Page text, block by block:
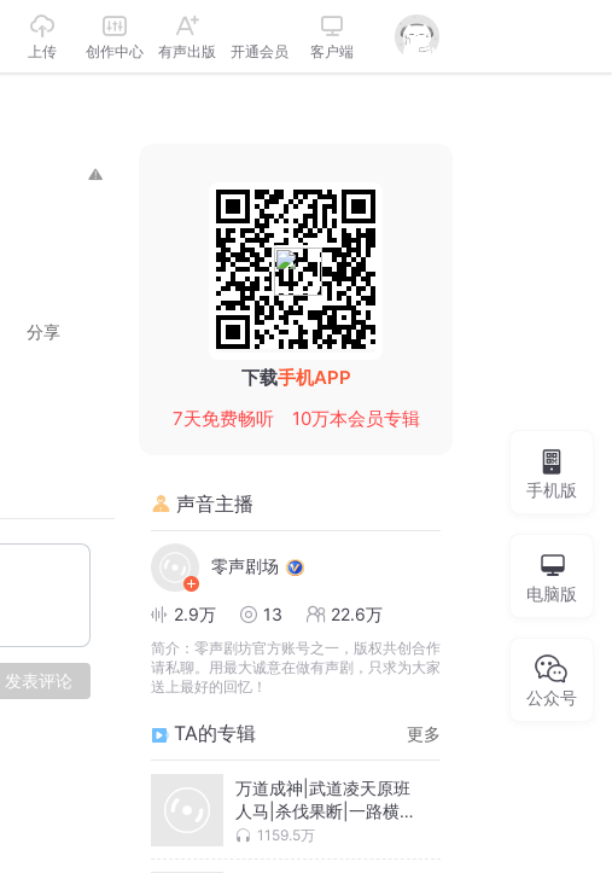
上传 创作中心 有声出版 开通会员 客户端
分享
发表评论
下载手机APP
7天免费畅听
10万本会员专辑
声音主播
零声剧场
2.9万 13 22.6万
简介： 零声剧坊官方账号之一，版权共创合作
请私聊。用最大诚意在做有声剧，只求为大家
送上最好的回忆！
TA的专辑 更多
万道成神|武道凌天原班
人马|杀伐果断|一路横
推|热血爽文
1159.5万
手机版
电脑版
公众号